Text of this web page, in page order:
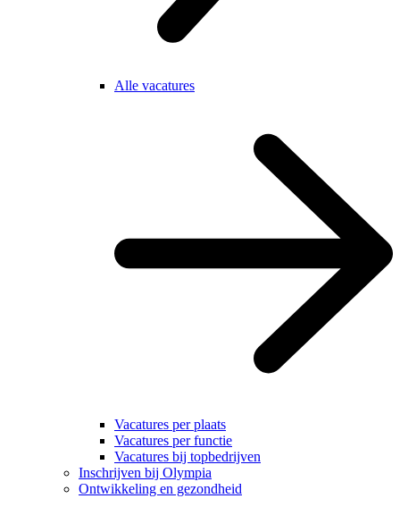
Alle vacatures
Vacatures per plaats
Vacatures per functie
Vacatures bij topbedrijven
Inschrijven bij Olympia
Ontwikkeling en gezondheid